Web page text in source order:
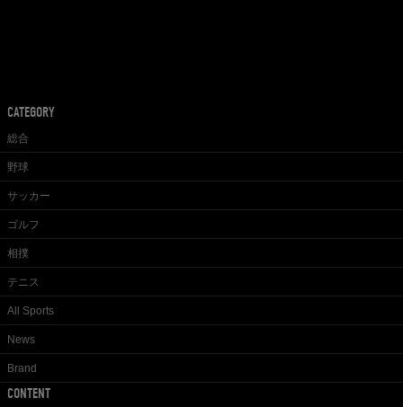
CATEGORY
総合
野球
サッカー
ゴルフ
相撲
テニス
All Sports
News
Brand
CONTENT